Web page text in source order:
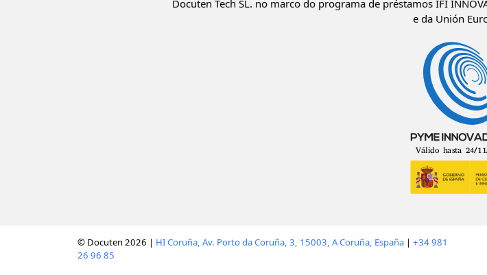
Docuten Tech SL. no marco do programa de préstamos IFI
e da Unión
© Docuten 2026 | HI Coruña, Av. Porto da Coruña, 3, 15003, A Coruña, España |+34 981
26 96 85